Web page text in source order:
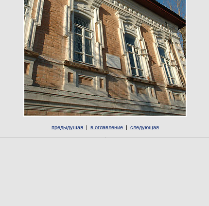
предыдущая| в оглавление| следующая